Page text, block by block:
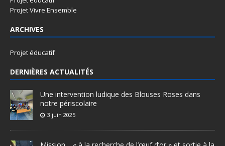
Projet Vivre Ensemble
ARCHIVES
Projet éducatif
DERNIÈRES ACTUALITÉS
Une intervention ludique des Blouses Roses dans
notre périscolaire
3 juin 2025